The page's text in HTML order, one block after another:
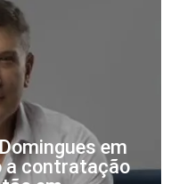
em
a contratação